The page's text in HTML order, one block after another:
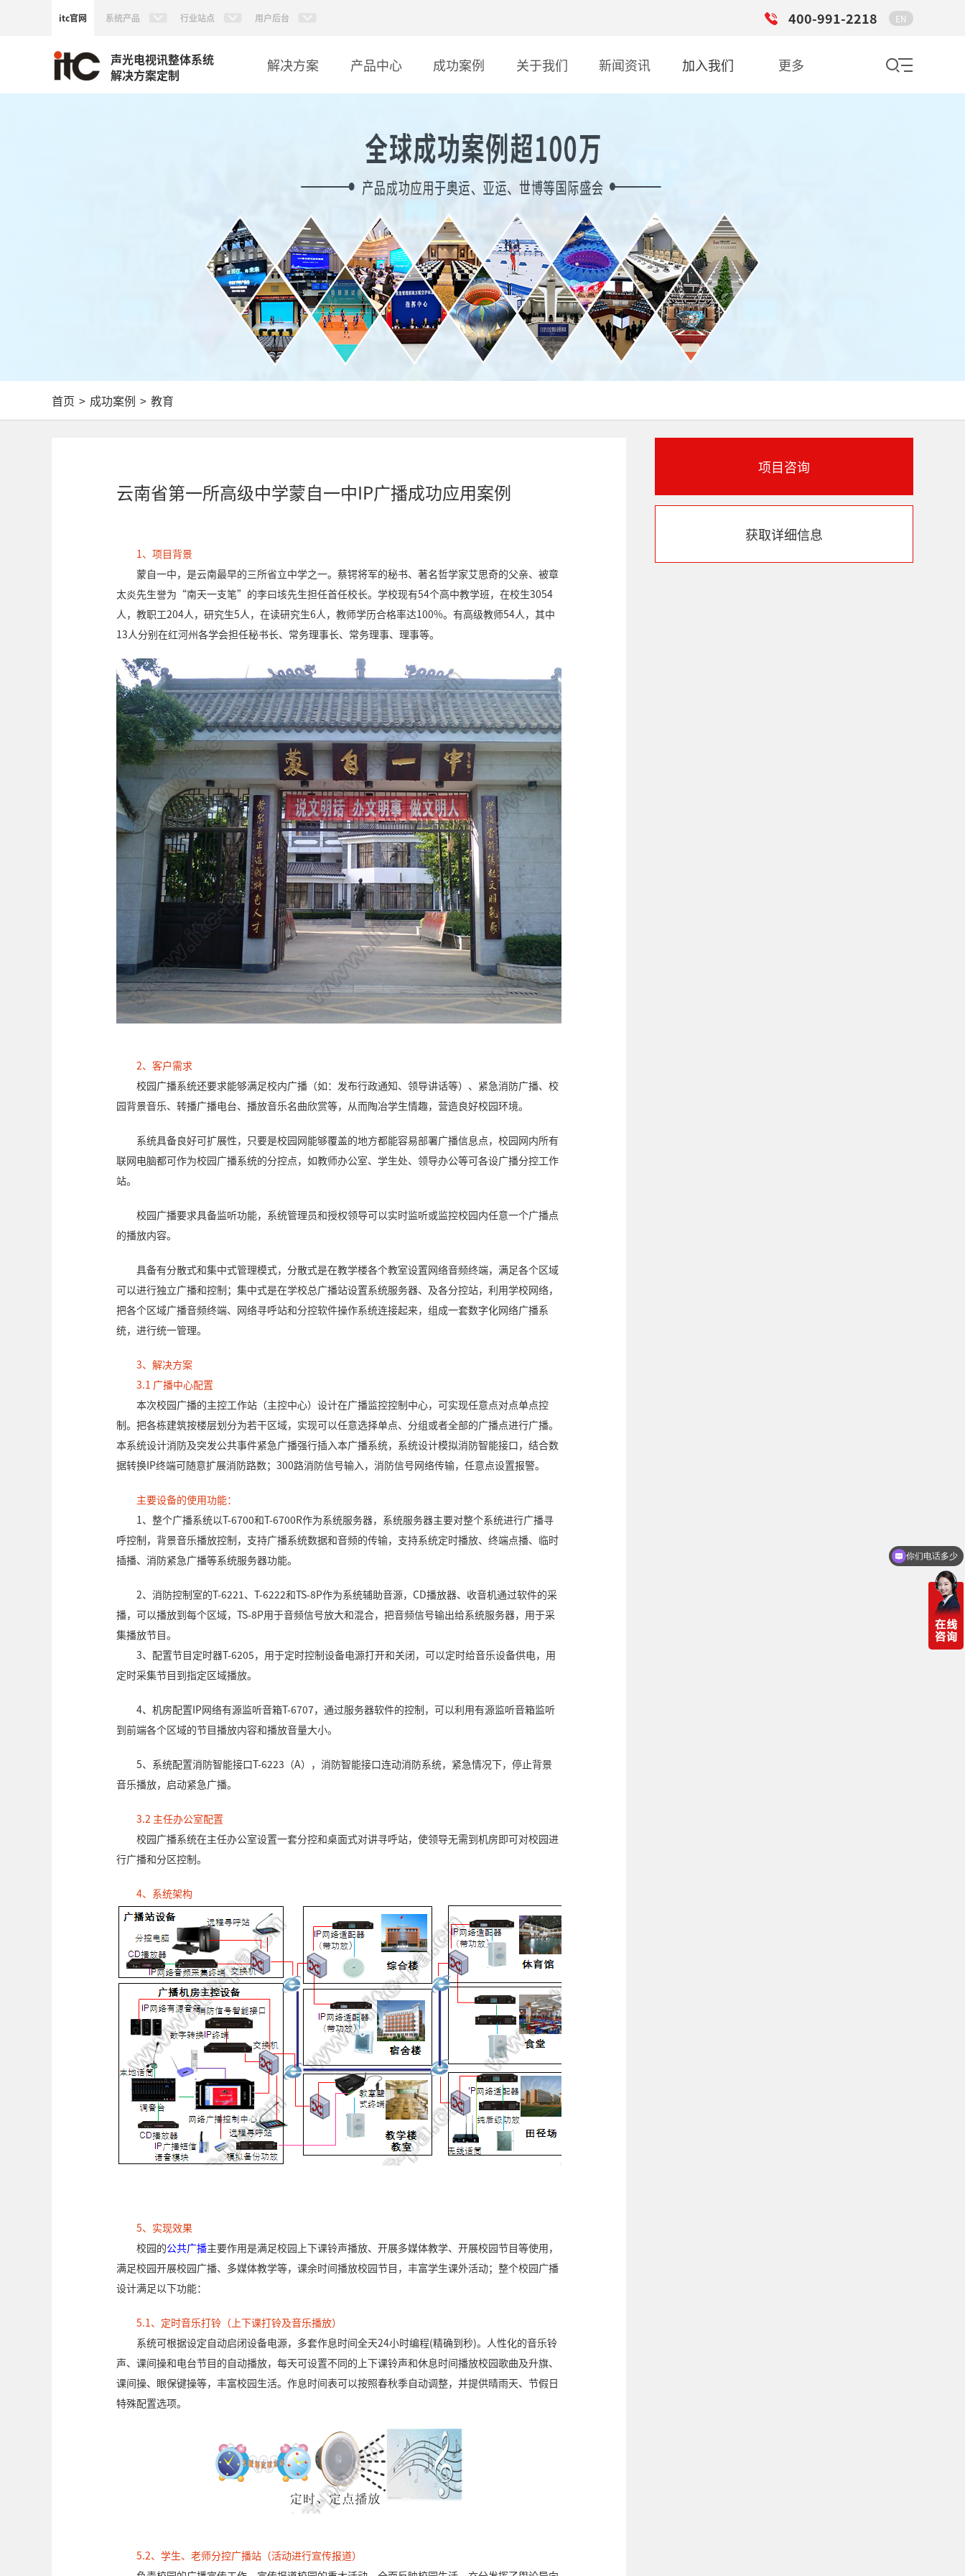
itc官网 系统产品 行业站点 用户后台 400-991-2218 EN
声光电视讯整体系统
解决方案定制
解决方案 产品中心 成功案例 关于我们 新闻资讯 加入我们 更多
首页 > 成功案例 > 教育
云南省第一所高级中学蒙自一中IP广播成功应用案例
1、项目背景
蒙自一中，是云南最早的三所省立中学之一。蔡锷将军的秘书、著名哲学家艾思奇的父亲、被章
太炎先生誉为“南天一支笔”的李曰垓先生担任首任校长。学校现有54个高中教学班，在校生3054
人，教职工204人，研究生5人，在读研究生6人，教师学历合格率达100%。有高级教师54人，其中
13人分别在红河州各学会担任秘书长、常务理事长、常务理事、理事等。
2、客户需求
校园广播系统还要求能够满足校内广播（如：发布行政通知、领导讲话等）、紧急消防广播、校
园背景音乐、转播广播电台、播放音乐名曲欣赏等，从而陶冶学生情趣，营造良好校园环境。
系统具备良好可扩展性，只要是校园网能够覆盖的地方都能容易部署广播信息点，校园网内所有
联网电脑都可作为校园广播系统的分控点，如教师办公室、学生处、领导办公等可各设广播分控工作
站。
校园广播要求具备监听功能，系统管理员和授权领导可以实时监听或监控校园内任意一个广播点
的播放内容。
具备有分散式和集中式管理模式，分散式是在教学楼各个教室设置网络音频终端，满足各个区域
可以进行独立广播和控制；集中式是在学校总广播站设置系统服务器、及各分控站，利用学校网络，
把各个区域广播音频终端、网络寻呼站和分控软件操作系统连接起来，组成一套数字化网络广播系
统，进行统一管理。
3、解决方案
3.1 广播中心配置
本次校园广播的主控工作站（主控中心）设计在广播监控控制中心，可实现任意点对点单点控
制。把各栋建筑按楼层划分为若干区域，实现可以任意选择单点、分组或者全部的广播点进行广播。
本系统设计消防及突发公共事件紧急广播强行插入本广播系统，系统设计模拟消防智能接口，结合数
据转换IP终端可随意扩展消防路数；300路消防信号输入，消防信号网络传输，任意点设置报警。
主要设备的使用功能：
1、整个广播系统以T-6700和T-6700R作为系统服务器，系统服务器主要对整个系统进行广播寻
呼控制，背景音乐播放控制，支持广播系统数据和音频的传输，支持系统定时播放、终端点播、临时
插播、消防紧急广播等系统服务器功能。
2、消防控制室的T-6221、T-6222和TS-8P作为系统辅助音源，CD播放器、收音机通过软件的采
播，可以播放到每个区域，TS-8P用于音频信号放大和混合，把音频信号输出给系统服务器，用于采
集播放节目。
3、配置节目定时器T-6205，用于定时控制设备电源打开和关闭，可以定时给音乐设备供电，用
定时采集节目到指定区域播放。
4、机房配置IP网络有源监听音箱T-6707，通过服务器软件的控制，可以利用有源监听音箱监听
到前端各个区域的节目播放内容和播放音量大小。
5、系统配置消防智能接口T-6223（A），消防智能接口连动消防系统，紧急情况下，停止背景
音乐播放，启动紧急广播。
3.2 主任办公室配置
校园广播系统在主任办公室设置一套分控和桌面式对讲寻呼站，使领导无需到机房即可对校园进
行广播和分区控制。
4、系统架构
5、实现效果
校园的公共广播主要作用是满足校园上下课铃声播放、开展多媒体教学、开展校园节目等使用，
满足校园开展校园广播、多媒体教学等，课余时间播放校园节目，丰富学生课外活动；整个校园广播
设计满足以下功能：
5.1、定时音乐打铃（上下课打铃及音乐播放）
系统可根据设定自动启闭设备电源，多套作息时间全天24小时编程(精确到秒)。人性化的音乐铃
声、课间操和电台节目的自动播放，每天可设置不同的上下课铃声和休息时间播放校园歌曲及升旗、
课间操、眼保键操等，丰富校园生活。作息时间表可以按照春秋季自动调整，并提供晴雨天、节假日
特殊配置选项。
5.2、学生、老师分控广播站（活动进行宣传报道）
项目咨询
获取详细信息
需要产品报价